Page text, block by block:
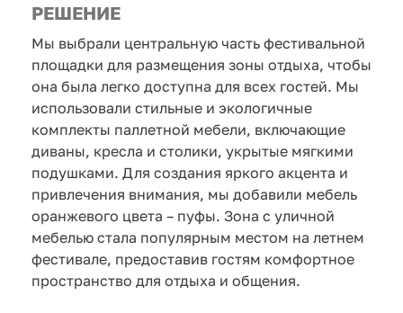
РЕШЕНИЕ
Мы выбрали центральную часть фестивальной
площадки для размещения зоны отдыха, чтобы
она была легко доступна для всех гостей. Мы
использовали стильные и экологичные
комплекты паллетной мебели, включающие
диваны, кресла и столики, укрытые мягкими
подушками. Для создания яркого акцента и
привлечения внимания, мы добавили мебель
оранжевого цвета – пуфы. Зона с уличной
мебелью стала популярным местом на летнем
фестивале, предоставив гостям комфортное
пространство для отдыха и общения.